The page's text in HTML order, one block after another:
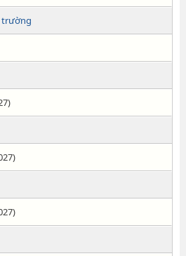
trường